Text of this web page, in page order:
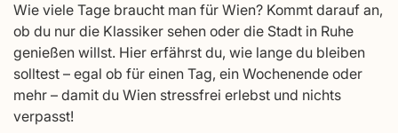
Wie viele Tage braucht man für Wien? Kommt darauf an,
ob du nur die Klassiker sehen oder die Stadt in Ruhe
genießen willst. Hier erfährst du, wie lange du bleiben
solltest – egal ob für einen Tag, ein Wochenende oder
mehr – damit du Wien stressfrei erlebst und nichts
verpasst!